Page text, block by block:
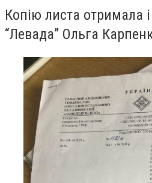
Копію листа отримала
“Левада” Ольга